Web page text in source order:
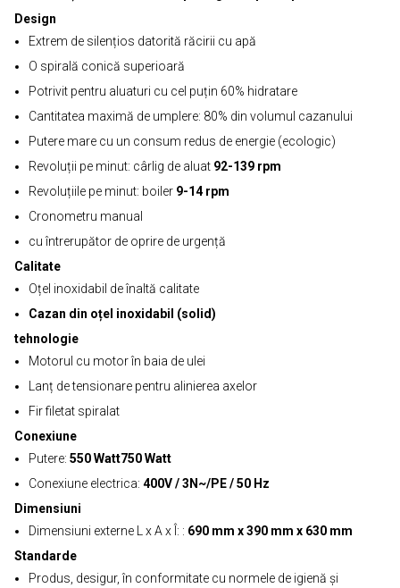
Design
Extrem de silențios datorită răcirii cu apă
O spirală conică superioară
Potrivit pentru aluaturi cu cel puțin 60% hidratare
Cantitatea maximă de umplere: 80% din volumul cazanului
Putere mare cu un consum redus de energie (ecologic)
Revoluții pe minut: cârlig de aluat 92-139 rpm
Revoluțiile pe minut: boiler 9-14 rpm
Cronometru manual
cu întrerupător de oprire de urgență
Calitate
Oțel inoxidabil de înaltă calitate
Cazan din oțel inoxidabil (solid)
tehnologie
Motorul cu motor în baia de ulei
Lanț de tensionare pentru alinierea axelor
Fir filetat spiralat
Conexiune
Putere: 550 Watt750 Watt
Conexiune electrica: 400V / 3N~/PE / 50 Hz
Dimensiuni
Dimensiuni externe L x A x Î: : 690 mm x 390 mm x 630 mm
Standarde
Produs, desigur, în conformitate cu normele de igienă și